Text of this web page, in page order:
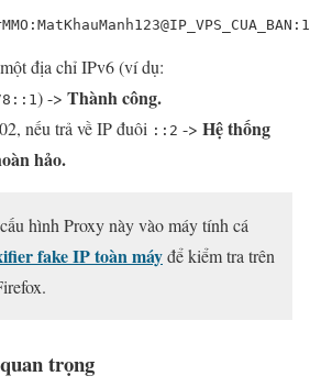
địa chỉ IPv6 (ví dụ:
) -> Thành công.
nếu trả về IP đuôi ::2 -> Hệ thống
hảo.
hình Proxy này vào máy tính cá
fake IP toàn máyđể kiểm tra trên
trọng